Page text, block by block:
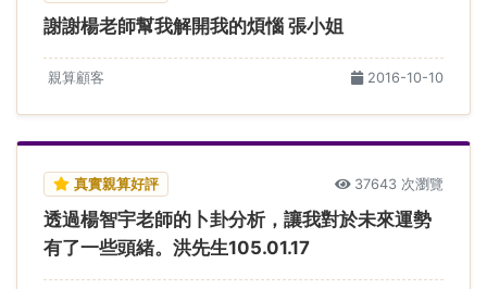
謝謝楊老師幫我解開我的煩惱 張小姐
親算顧客 2016-10-10
真實親算好評 37643 次瀏覽
透過楊智宇老師的卜卦分析，讓我對於未來運勢
有了一些頭緒。洪先生105.01.17